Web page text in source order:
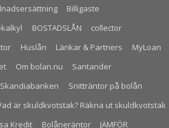
Billigaste
BOSTADSLÅN
collector
Huslån Länkar & Partners
MyLoan
Om bolan.nu
Santander
Skandiabanken
Snitträntor på bolån
är skuldkvotstak? Räkna ut skuldkvotstak
Kredit Bolåneräntor JÄMFÖR